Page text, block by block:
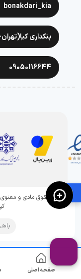
🛍️
صفحه اصلی
bonakdari_kia
بنکداری
09050116644
تمامی حقوق مادی و معنوی